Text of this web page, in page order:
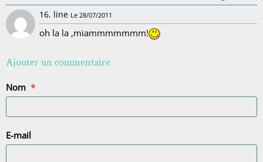
16. line Le 28/07/2011
oh la la ,miammmmmmm!
Ajouter un commentaire
Nom
E-mail